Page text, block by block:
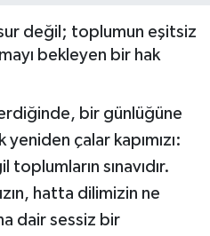
değil; toplumun eşitsiz
bekleyen bir hak
bir günlüğüne
yeniden çalar kapımızı:
sınavıdır.
hatta dilimizin ne
dair sessiz bir